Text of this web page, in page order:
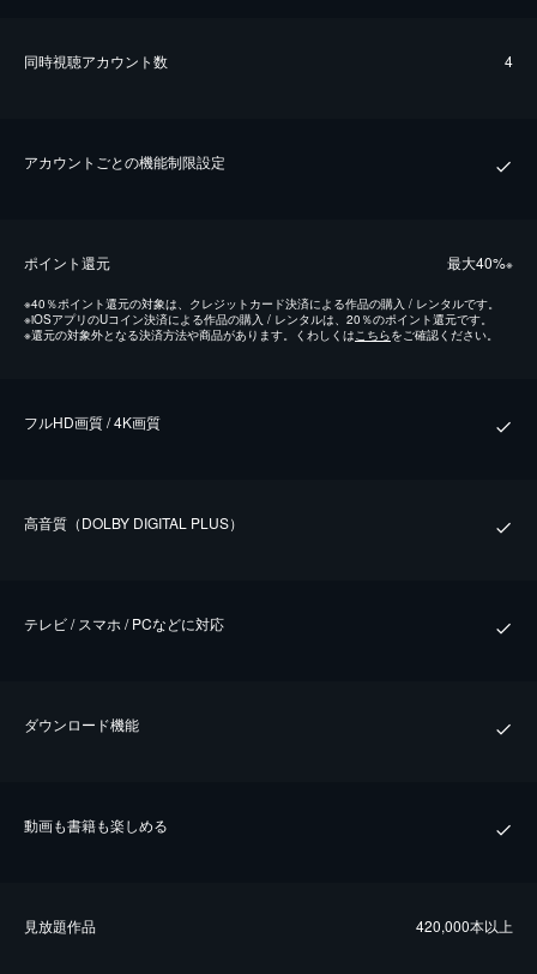
同時視聴アカウント数 4
アカウントごとの機能制限設定
ポイント還元 最⼤40%※
※40％ポイント還元の対象は、クレジットカード決済による作品の購入 / レンタルです。
※iOSアプリのUコイン決済による作品の購入 / レンタルは、20％のポイント還元です。
※還元の対象外となる決済方法や商品があります。くわしくはこちらをご確認ください。
フルHD画質 / 4K画質
⾼⾳質（DOLBY DIGITAL PLUS）
テレビ / スマホ / PCなどに対応
ダウンロード機能
動画も書籍も楽しめる
⾒放題作品 420,000本以上